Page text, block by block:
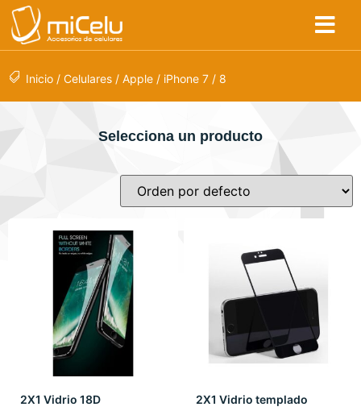
Inicio / Celulares / Apple / iPhone 7 / 8
Selecciona un producto
2X1 Vidrio 18D 2X1 Vidrio templado